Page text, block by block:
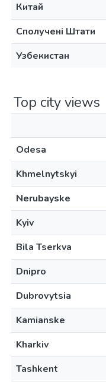
Китай
Сполучені Штати
Узбекистан
Top city views
Odesa
Khmelnytskyi
Nerubayske
Kyiv
Bila Tserkva
Dnipro
Dubrovytsia
Kamianske
Kharkiv
Tashkent